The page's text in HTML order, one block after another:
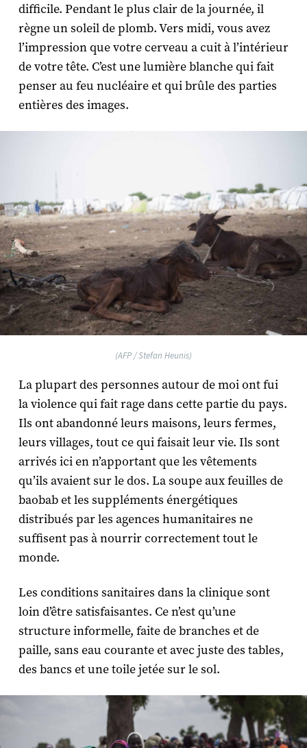
difficile. Pendant le plus clair de la journée, il
règne un soleil de plomb. Vers midi, vous avez
l’impression que votre cerveau a cuit à l’intérieur
de votre tête. C’est une lumière blanche qui fait
penser au feu nucléaire et qui brûle des parties
entières des images.
(AFP / Stefan Heunis)
La plupart des personnes autour de moi ont fui
la violence qui fait rage dans cette partie du pays.
Ils ont abandonné leurs maisons, leurs fermes,
leurs villages, tout ce qui faisait leur vie. Ils sont
arrivés ici en n’apportant que les vêtements
qu’ils avaient sur le dos. La soupe aux feuilles de
baobab et les suppléments énergétiques
distribués par les agences humanitaires ne
suffisent pas à nourrir correctement tout le
monde.
Les conditions sanitaires dans la clinique sont
loin d’être satisfaisantes. Ce n’est qu’une
structure informelle, faite de branches et de
paille, sans eau courante et avec juste des tables,
des bancs et une toile jetée sur le sol.